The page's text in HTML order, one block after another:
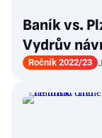
Baník vs.
Vydrův
Ročník 2022/23